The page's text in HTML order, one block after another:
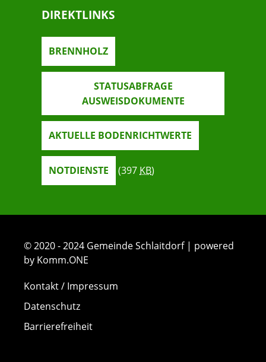
DIREKTLINKS
BRENNHOLZ
STATUSABFRAGE
AUSWEISDOKUMENTE
AKTUELLE BODENRICHTWERTE
NOTDIENSTE (397 KB)
© 2020 - 2024 Gemeinde Schlaitdorf | powered
by Komm.ONE
Kontakt / Impressum
Datenschutz
Barrierefreiheit